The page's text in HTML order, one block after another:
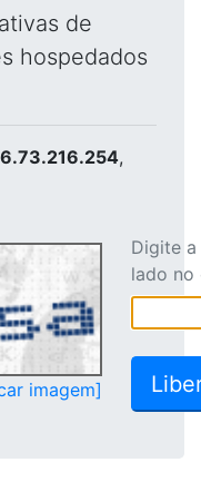
de
hospedados
,
imagem]
Digite
lado no